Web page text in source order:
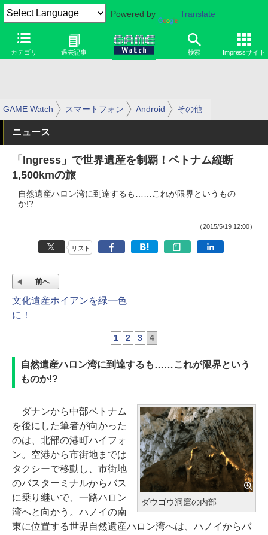
Powered by Translate
カテゴリ 過去記事 検索 Impressサイト
GAME Watch スマートフォン Android その他
ニュース
「Ingress」で世界遺産を制覇！ベトナム縦断
1,500kmの旅
自然遺産ハロン湾に到達するも……これが限界というもの
か!?
（2015/5/19 12:00）
リスト
前へ
文化遺産ホイアンを緑一色
に！
1 2 3 4
自然遺産ハロン湾に到達するも……これが限界という
ものか!?
ダウゴウ洞窟の内部
ダナンから中部ベトナム
を後にした筆者が向かった
のは、北部の港町ハイフォ
ン。空港から市街地までは
タクシーで移動し、市街地
のバスターミナルからバス
に乗り継いで、一路ハロン
湾へと向かう。ハノイの南
東に位置する世界自然遺産ハロン湾へは、ハノイからバ